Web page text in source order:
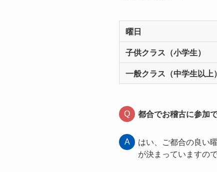
曜日
子供クラス（小学生）
一般クラス（中学生以上）
都合でお稽古に参加
はい、ご都合の良い
が決まっていますの